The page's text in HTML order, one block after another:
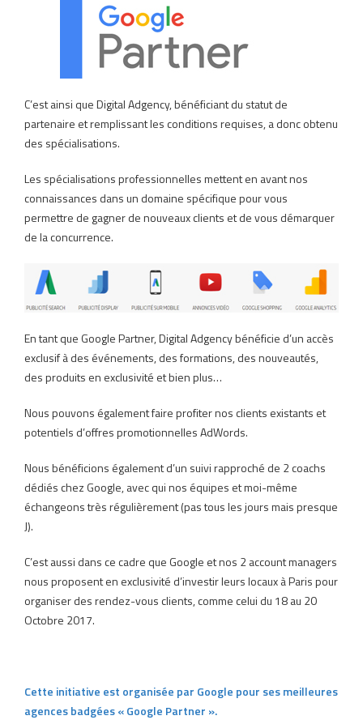
C’est ainsi que Digital Adgency, bénéficiant du statut de
partenaire et remplissant les conditions requises, a donc obtenu
des spécialisations.
Les spécialisations professionnelles mettent en avant nos
connaissances dans un domaine spécifique pour vous
permettre de gagner de nouveaux clients et de vous démarquer
de la concurrence.
En tant que Google Partner, Digital Adgency bénéficie d’un accès
exclusif à des événements, des formations, des nouveautés,
des produits en exclusivité et bien plus…
Nous pouvons également faire profiter nos clients existants et
potentiels d’offres promotionnelles AdWords.
Nous bénéficions également d’un suivi rapproché de 2 coachs
dédiés chez Google, avec qui nos équipes et moi-même
échangeons très régulièrement (pas tous les jours mais presque
J).
C’est aussi dans ce cadre que Google et nos 2 account managers
nous proposent en exclusivité d’investir leurs locaux à Paris pour
organiser des rendez-vous clients, comme celui du 18 au 20
Octobre 2017.
Cette initiative est organisée par Google pour ses meilleures
agences badgées « Google Partner ».